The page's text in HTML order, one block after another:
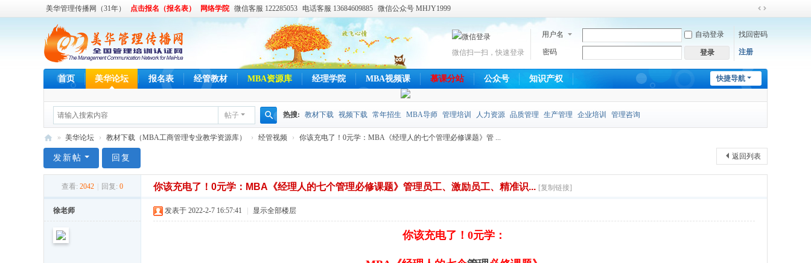
美华管理传播网（31年） 点击报名（报名表） 网络学院 微信客服 122285053 电话客服 13684609885 微信公众号 MHJY1999
切
换
到
用户名 自动登录 找回密码
密码 登录 注册
微信扫一扫，快速登录
快捷导航
首页 美华论坛 报名表 经管教材 MBA资源库 经理学院 MBA视频课 慕课分站 公众号 知识产权
帖子
搜
热搜: 教材下载 视频下载 常年招生 MBA导师 管理培训 人力资源 品质管理 生产管理 企业培训 管理咨询
华
» 美华论坛 › 教材下载（MBA工商管理专业教学资源库） › 经管视频 › 你该充电了！0元学：MBA《经理人的七个管理必修课题》管 ...
返回列表
发新帖 回复
查看: 2042 回复: 0 你该充电了！0元学：MBA《经理人的七个管理必修课题》管理员工、激励员工、精准识... [复制链接]
徐老师 发表于 2022-2-7 16:57:41 显示全部楼层
你该充电了！0元学：